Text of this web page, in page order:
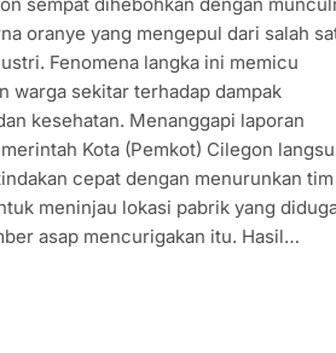
oranye yang mengepul dari salah
Fenomena langka ini memicu
warga sekitar terhadap dampak
kesehatan. Menanggapi laporan
Kota (Pemkot) Cilegon
cepat dengan menurunkan tim
meninjau lokasi pabrik yang
asap mencurigakan itu. Hasil…